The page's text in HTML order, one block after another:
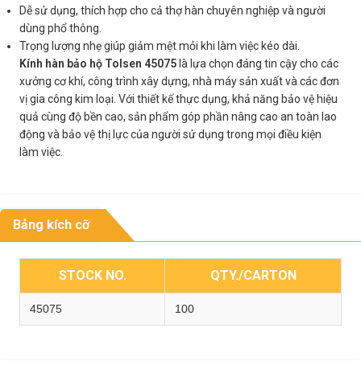
Dễ sử dụng, thích hợp cho cả thợ hàn chuyên nghiệp và người
dùng phổ thông.
Trọng lượng nhẹ giúp giảm mệt mỏi khi làm việc kéo dài.
Kính hàn bảo hộ Tolsen 45075 là lựa chọn đáng tin cậy cho các
xưởng cơ khí, công trình xây dựng, nhà máy sản xuất và các đơn
vị gia công kim loại. Với thiết kế thực dụng, khả năng bảo vệ hiệu
quả cùng độ bền cao, sản phẩm góp phần nâng cao an toàn lao
động và bảo vệ thị lực của người sử dụng trong mọi điều kiện
làm việc.
Bảng kích cỡ
STOCK NO. QTY./CARTON
45075 100